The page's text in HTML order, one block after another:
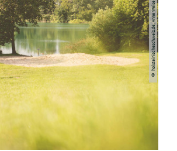
© holsteinischeschweiz.de, Anne Weise